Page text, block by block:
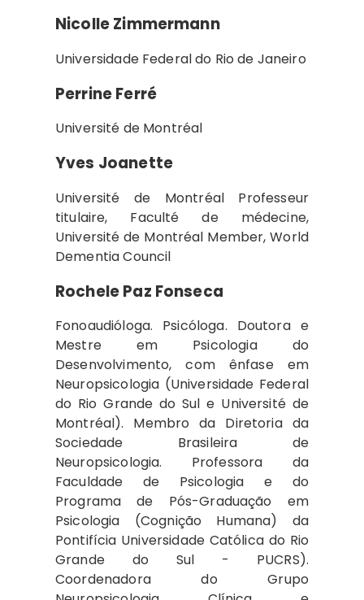
Nicolle Zimmermann
Universidade Federal do Rio de Janeiro
Perrine Ferré
Université de Montréal
Yves Joanette
Université de Montréal Professeur
titulaire, Faculté de médecine,
Université de Montréal Member, World
Dementia Council
Rochele Paz Fonseca
Fonoaudióloga. Psicóloga. Doutora e
Mestre em Psicologia do
Desenvolvimento, com ênfase em
Neuropsicologia (Universidade Federal
do Rio Grande do Sul e Université de
Montréal). Membro da Diretoria da
Sociedade Brasileira de
Neuropsicologia. Professora da
Faculdade de Psicologia e do
Programa de Pós-Graduação em
Psicologia (Cognição Humana) da
Pontifícia Universidade Católica do Rio
Grande do Sul - PUCRS).
Coordenadora do Grupo